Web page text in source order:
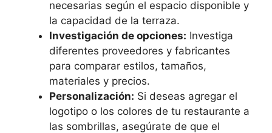
necesarias según el espacio disponible y
la capacidad de la terraza.
Investigación de opciones: Investiga
diferentes proveedores y fabricantes
para comparar estilos, tamaños,
materiales y precios.
Personalización: Si deseas agregar el
logotipo o los colores de tu restaurante a
las sombrillas, asegúrate de que el